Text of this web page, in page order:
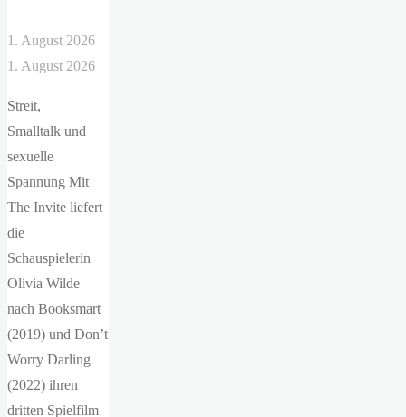
1. August 2026
1. August 2026
Streit,
Smalltalk und
sexuelle
Spannung Mit
The Invite liefert
die
Schauspielerin
Olivia Wilde
nach Booksmart
(2019) und Don’t
Worry Darling
(2022) ihren
dritten Spielfilm